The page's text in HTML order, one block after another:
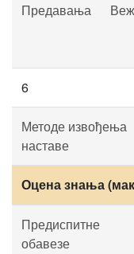
Предавања
6
Методе извођења
наставе
Оцена знања
Предиспитне
обавезе